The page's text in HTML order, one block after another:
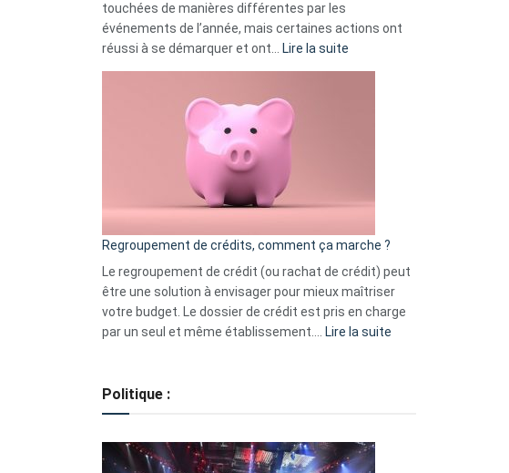
touchées de manières différentes par les
événements de l’année, mais certaines actions ont
réussi à se démarquer et ont…
Lire la suite
en
pour
début
2023
Regroupement de crédits, comment ça marche ?
Le regroupement de crédit (ou rachat de crédit) peut
être une solution à envisager pour mieux maîtriser
votre budget. Le dossier de crédit est pris en charge
par un seul et même établissement.…
Lire la suite
Politique :